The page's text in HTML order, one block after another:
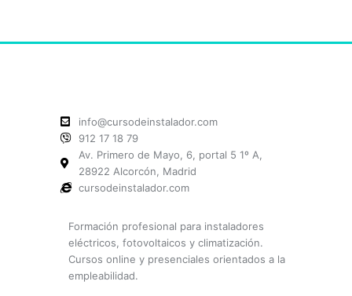
info@cursodeinstalador.com
912 17 18 79
Av. Primero de Mayo, 6, portal 5 1º A,
28922 Alcorcón, Madrid
cursodeinstalador.com
Formación profesional para instaladores
eléctricos, fotovoltaicos y climatización.
Cursos online y presenciales orientados a la
empleabilidad.